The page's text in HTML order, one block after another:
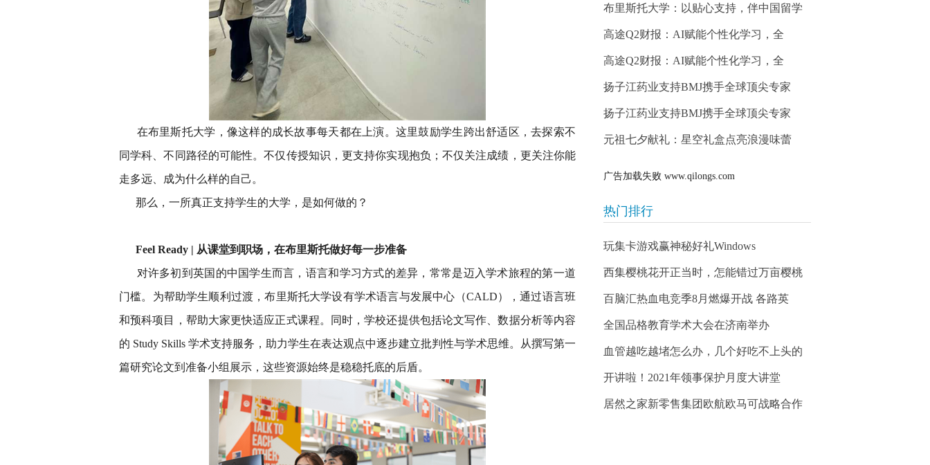
在布里斯托大学，像这样的成长故事每天都在上演。这里鼓励学生跨出舒适区，去探索不
同学科、不同路径的可能性。不仅传授知识，更支持你实现抱负；不仅关注成绩，更关注你能
走多远、成为什么样的自己。
那么，一所真正支持学生的大学，是如何做的？
Feel Ready | 从课堂到职场，在布里斯托做好每一步准备
对许多初到英国的中国学生而言，语言和学习方式的差异，常常是迈入学术旅程的第一道
门槛。为帮助学生顺利过渡，布里斯托大学设有学术语言与发展中心（CALD），通过语言班
和预科项目，帮助大家更快适应正式课程。同时，学校还提供包括论文写作、数据分析等内容
的 Study Skills 学术支持服务，助力学生在表达观点中逐步建立批判性与学术思维。从撰写第一
篇研究论文到准备小组展示，这些资源始终是稳稳托底的后盾。
布里斯托大学：以贴心支持，伴中国留学
高途Q2财报：AI赋能个性化学习，全
高途Q2财报：AI赋能个性化学习，全
扬子江药业支持BMJ携手全球顶尖专家
扬子江药业支持BMJ携手全球顶尖专家
元祖七夕献礼：星空礼盒点亮浪漫味蕾
广告加载失败 www.qilongs.com
热门排行
玩集卡游戏赢神秘好礼Windows
西集樱桃花开正当时，怎能错过万亩樱桃
百脑汇热血电竞季8月燃爆开战 各路英
全国品格教育学术大会在济南举办
血管越吃越堵怎么办，几个好吃不上头的
开讲啦！2021年领事保护月度大讲堂
居然之家新零售集团欧航欧马可战略合作